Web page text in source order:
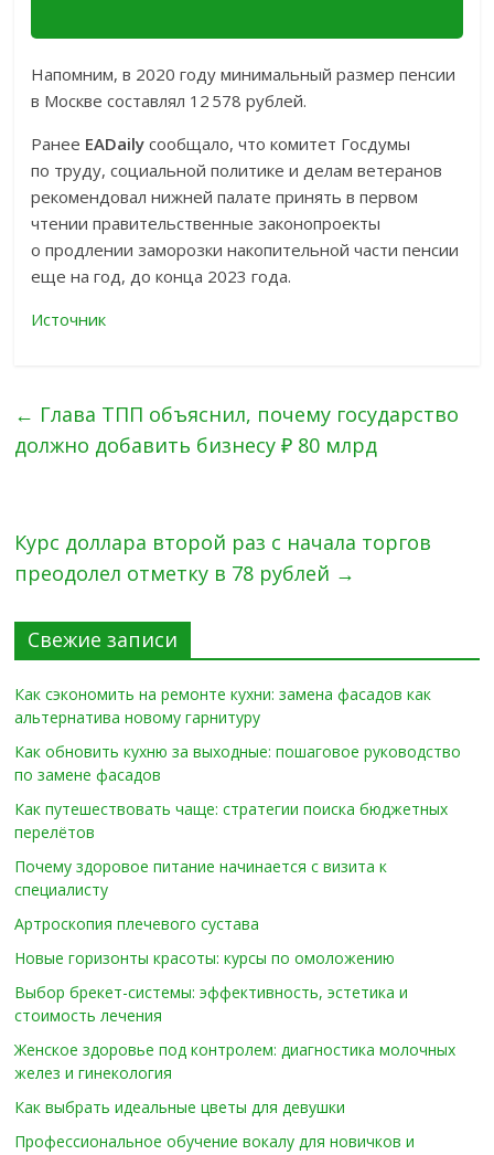
Напомним, в 2020 году минимальный размер пенсии
в Москве составлял 12 578 рублей.
Ранее EADaily сообщало, что комитет Госдумы
по труду, социальной политике и делам ветеранов
рекомендовал нижней палате принять в первом
чтении правительственные законопроекты
о продлении заморозки накопительной части пенсии
еще на год, до конца 2023 года.
Источник
← Глава ТПП объяснил, почему государство
должно добавить бизнесу ₽ 80 млрд
Курс доллара второй раз с начала торгов
преодолел отметку в 78 рублей →
Свежие записи
Как сэкономить на ремонте кухни: замена фасадов как
альтернатива новому гарнитуру
Как обновить кухню за выходные: пошаговое руководство
по замене фасадов
Как путешествовать чаще: стратегии поиска бюджетных
перелётов
Почему здоровое питание начинается с визита к
специалисту
Артроскопия плечевого сустава
Новые горизонты красоты: курсы по омоложению
Выбор брекет-системы: эффективность, эстетика и
стоимость лечения
Женское здоровье под контролем: диагностика молочных
желез и гинекология
Как выбрать идеальные цветы для девушки
Профессиональное обучение вокалу для новичков и